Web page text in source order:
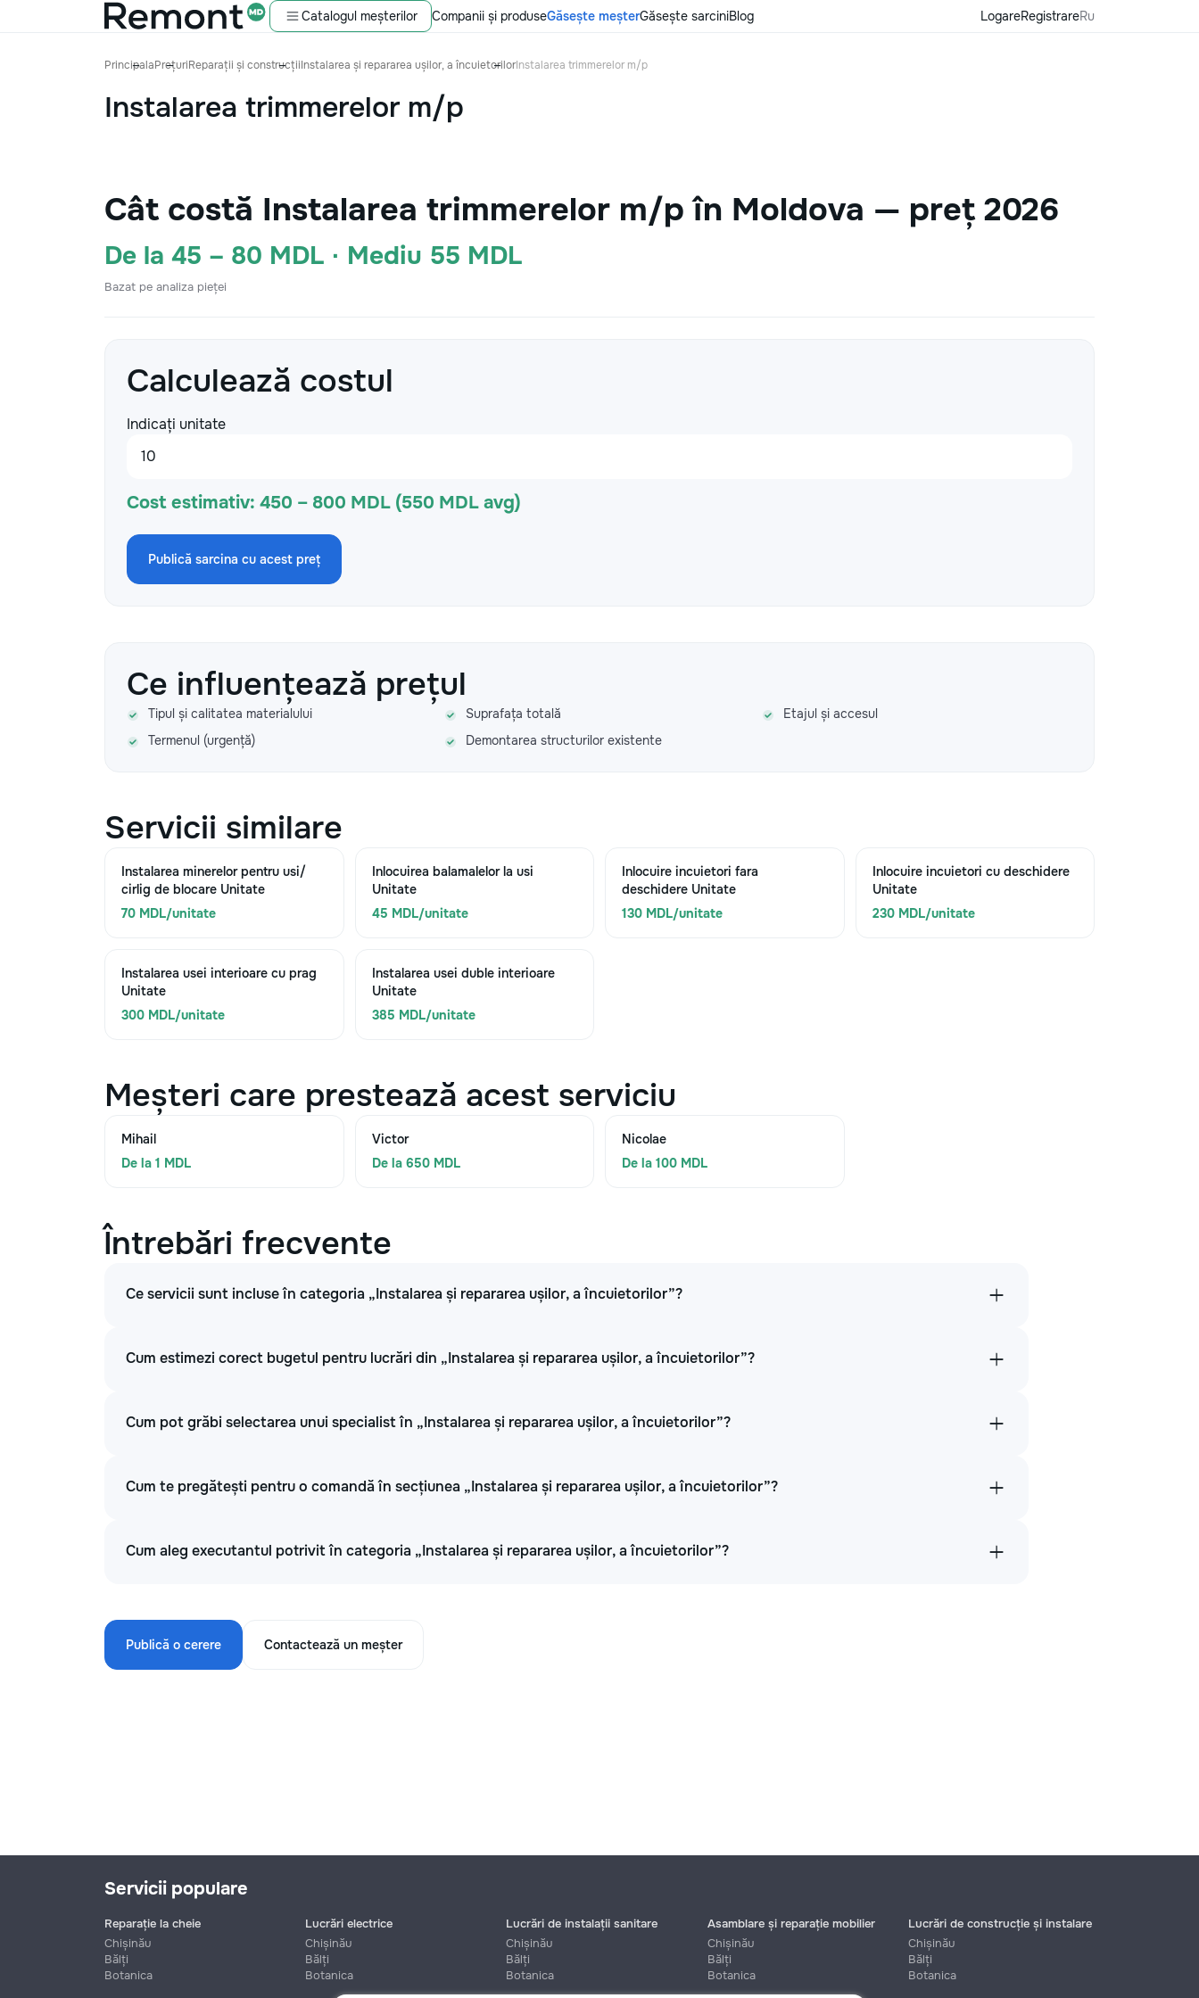
Catalogul meșterilor Companii și produseGăsește meșterGăsește sarciniBlog LogareRegistrareRu
PrincipalaPrețuriReparații și construcțiiInstalarea și repararea ușilor, a încuietorilorInstalarea trimmerelor m/p
Instalarea trimmerelor m/p
Cât costă Instalarea trimmerelor m/p în Moldova — preț 2026
De la 45 – 80 MDL · Mediu 55 MDL
Bazat pe analiza pieței
Calculează costul
Indicați unitate
Cost estimativ: 450 – 800 MDL (550 MDL avg)
Publică sarcina cu acest preț
Ce influențează prețul
Tipul și calitatea materialului Suprafața totală
Etajul și accesul
Termenul (urgență)
Demontarea structurilor existente
Servicii similare
Instalarea minerelor pentru usi/
cirlig de blocare Unitate
70 MDL/unitate
Inlocuirea balamalelor la usi
Unitate
45 MDL/unitate
Inlocuire incuietori fara
deschidere Unitate
130 MDL/unitate
Inlocuire incuietori cu deschidere
Unitate
230 MDL/unitate
Instalarea usei interioare cu prag
Unitate
300 MDL/unitate
Instalarea usei duble interioare
Unitate
385 MDL/unitate
Meșteri care prestează acest serviciu
Mihail
De la 1 MDL
Victor
De la 650 MDL
Nicolae
De la 100 MDL
Întrebări frecvente
Ce servicii sunt incluse în categoria „Instalarea și repararea ușilor, a încuietorilor”?
Cum estimezi corect bugetul pentru lucrări din „Instalarea și repararea ușilor, a încuietorilor”?
Cum pot grăbi selectarea unui specialist în „Instalarea și repararea ușilor, a încuietorilor”?
Cum te pregătești pentru o comandă în secțiunea „Instalarea și repararea ușilor, a încuietorilor”?
Cum aleg executantul potrivit în categoria „Instalarea și repararea ușilor, a încuietorilor”?
Publică o cerere Contactează un meșter
Servicii populare
Reparație la cheie
Chișinău
Bălți
Botanica
Lucrări electrice
Chișinău
Bălți
Botanica
Lucrări de instalații sanitare
Chișinău
Bălți
Botanica
Asamblare și reparație mobilier
Chișinău
Bălți
Botanica
Lucrări de construcție și instalare
Chișinău
Bălți
Botanica